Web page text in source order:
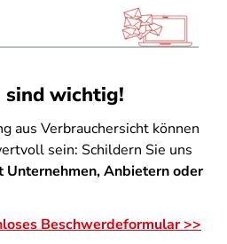
sind wichtig!
aus Verbrauchersicht können
sein: Schildern Sie uns
Anbietern oder
Beschwerdeformular >>